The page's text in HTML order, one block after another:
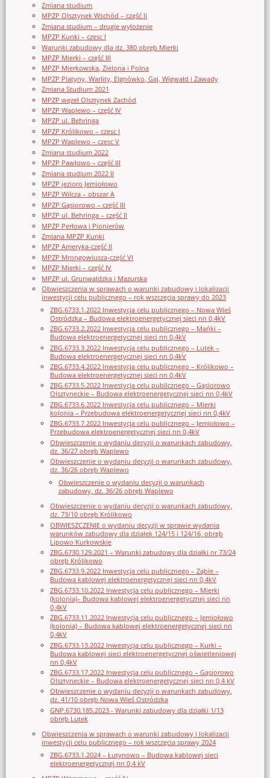
Zmiana studium
MPZP Olsztynek Wschód – część II
Zmiana studium – drugie wyłożenie
MPZP Kunki – czesc I
Warunki zabudowy dla dz. 380 obręb Mierki
MPZP Mierki – część III
MPZP Mierkowska, Zielona i Polna
MPZP Platyny, Warlity, Elgnówko, Gaj, Wigwałd i Zawady
Zmiana Studium 2021
MPZP węzeł Olsztynek Zachód
MPZP Waplewo – część IV
MPZP ul. Behringa
MPZP Królikowo – czesc I
MPZP Waplewo – czesc V
Zmiana studium 2022
MPZP Pawłowo – część III
Zmiana studium 2022 II
MPZP jezioro Jemiołowo
MPZP Wilcza – obszar A
MPZP Gąsiorowo – część III
MPZP ul. Behringa – część II
MPZP Perłowa i Pionierów
Zmiana MPZP Kunki
MPZP Ameryka-część II
MPZP Mrongowiusza-część VI
MPZP Mierki – część IV
MPZP ul. Grunwaldzka i Mazurska
Obwieszczenia w sprawach o warunki zabudowy i lokalizacji
inwestycji celu publicznego – rok wszczęcia sprawy do 2023
ZBG.6733.1.2022 Inwestycja celu publicznego – Nowa Wieś
Ostródzka – Budowa elektroenergetycznej sieci nn 0,4kV
ZBG.6733.2.2022 Inwestycja celu publicznego – Mańki –
Budowa elektroenergetycznej sieci nn 0,4kV
ZBG.6733.3.2022 Inwestycja celu publicznego – Lutek –
Budowa elektroenergetycznej sieci nn 0,4kV
ZBG.6733.4.2022 Inwestycja celu publicznego – Królikowo –
Budowa elektroenergetycznej sieci nn 0,4kV
ZBG.6733.5.2022 Inwestycja celu publicznego – Gąsiorowo
Olsztyneckie – Budowa elektroenergetycznej sieci nn 0,4kV
ZBG.6733.6.2022 Inwestycja celu publicznego – Mierki
kolonia – Przebudowa elektroenergetycznej sieci nn 0,4kV
ZBG.6733.7.2022 Inwestycja celu publicznego – Jemiołowo –
Przebudowa elektroenergetycznej sieci nn 0,4kV
Obwieszczenie o wydaniu decyzji o warunkach zabudowy,
dz. 36/27 obręb Waplewo
Obwieszczenie o wydaniu decyzji o warunkach zabudowy,
dz. 36/26 obręb Waplewo
Obwieszczenie o wydaniu decyzji o warunkach
zabudowy, dz. 36/26 obręb Waplewo
Obwieszczenie o wydaniu decyzji o warunkach zabudowy,
dz. 73/10 obręb Królikowo
OBWIESZCZENIE o wydaniu decyzji w sprawie wydania
warunków zabudowy dla działek 124/15 i 124/16, obręb
Lipowo Kurkowskie
ZBG.6730.129.2021 – Warunki zabudowy dla działki nr 73/24
obręb Królikowo
ZBG.6733.9.2022 Inwestycja celu publicznego – Ząbie –
Budowa kablowej elektroenergetycznej sieci nn 0,4kV
ZBG.6733.10.2022 Inwestycja celu publicznego – Mierki
(kolonia)– Budowa kablowej elektroenergetycznej sieci nn
0,4kV
ZBG.6733.11.2022 Inwestycja celu publicznego – Jemiołowo
(kolonia) – Budowa kablowej elektroenergetycznej sieci nn
0,4kV
ZBG.6733.13.2022 Inwestycja celu publicznego – Kurki –
Budowa kablowej sieci elektroenergetycznej oświetleniowej
nn 0,4kV
ZBG.6733.17.2022 Inwestycja celu publicznego – Gąsiorowo
Olsztyneckie – Budowa elektroenergetycznej sieci nn 0,4 kV
Obwieszczenie o wydaniu decyzji o warunkach zabudowy,
dz. 41/10 obręb Nowa Wieś Ostródzka
GNP.6730.185.2023 - Warunki zabudowy dla działki 1/13
obręb Lutek
Obwieszczenia w sprawach o warunki zabudowy i lokalizacji
inwestycji celu publicznego – rok wszczęcia sprawy 2024
ZBG.6733.1.2024 – Łutynowo – Budowa kablowej sieci
elektroenergetycznej nn 0,4 kV